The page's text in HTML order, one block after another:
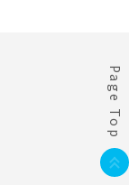
Page Top